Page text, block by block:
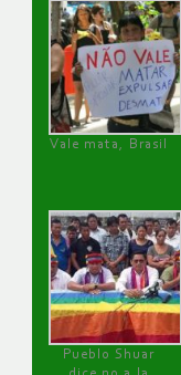
Vale mata, Brasil
Pueblo Shuar